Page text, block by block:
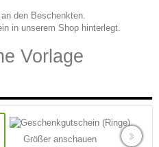
den Beschenkten.
in unserem Shop hinterlegt.
Vorlage
Größer anschauen ›